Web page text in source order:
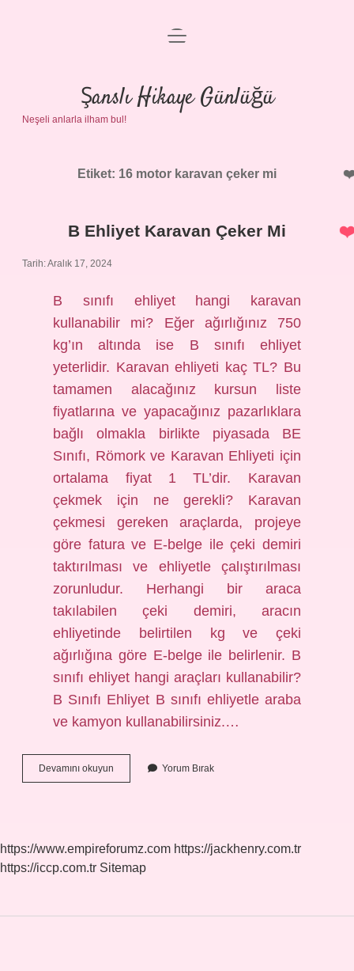
Anasayfa
Gizlilik Politikası
menüyü
Şanslı Hikaye Günlüğü
Neşeli anlarla ilham bul!
Etiket: 16 motor karavan çeker mi
B Ehliyet Karavan Çeker Mi
Tarih: Aralık 17, 2024
B sınıfı ehliyet hangi karavan
kullanabilir mi? Eğer ağırlığınız 750
kg’ın altında ise B sınıfı ehliyet
yeterlidir. Karavan ehliyeti kaç TL? Bu
tamamen alacağınız kursun liste
fiyatlarına ve yapacağınız pazarlıklara
bağlı olmakla birlikte piyasada BE
Sınıfı, Römork ve Karavan Ehliyeti için
ortalama fiyat 1 TL’dir. Karavan
çekmek için ne gerekli? Karavan
çekmesi gereken araçlarda, projeye
göre fatura ve E-belge ile çeki demiri
taktırılması ve ehliyetle çalıştırılması
zorunludur. Herhangi bir araca
takılabilen çeki demiri, aracın
ehliyetinde belirtilen kg ve çeki
ağırlığına göre E-belge ile belirlenir. B
sınıfı ehliyet hangi araçları kullanabilir?
B Sınıfı Ehliyet B sınıfı ehliyetle araba
ve kamyon kullanabilirsiniz.…
Devamını okuyun
Ehliyet
Yorum Bırak
https://www.empireforumz.com https://jackhenry.com.tr
https://iccp.com.tr Sitemap